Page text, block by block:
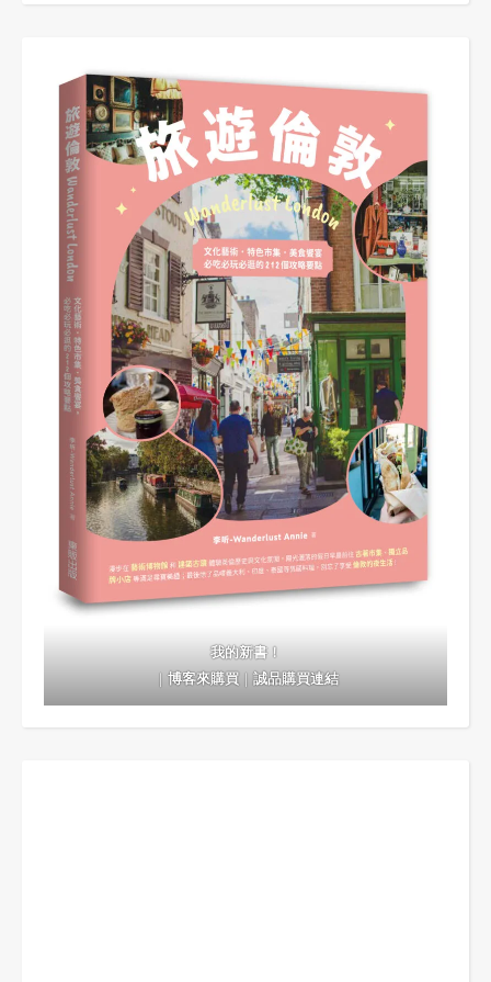
我的新書！
｜博客來購買｜誠品購買連結